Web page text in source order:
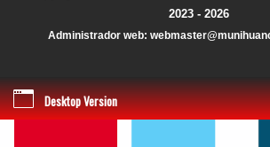
2023 - 2026
Administrador web:
Desktop Version